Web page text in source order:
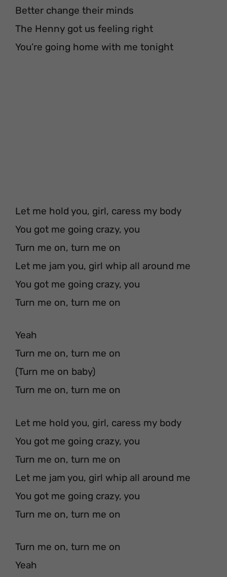
Better change their minds
The Henny got us feeling right
You’re going home with me tonight
Let me hold you, girl, caress my body
You got me going crazy, you
Turn me on, turn me on
Let me jam you, girl whip all around me
You got me going crazy, you
Turn me on, turn me on
Yeah
Turn me on, turn me on
(Turn me on baby)
Turn me on, turn me on
Let me hold you, girl, caress my body
You got me going crazy, you
Turn me on, turn me on
Let me jam you, girl whip all around me
You got me going crazy, you
Turn me on, turn me on
Turn me on, turn me on
Yeah